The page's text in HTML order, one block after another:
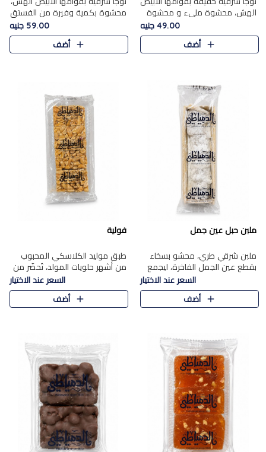
الهش، محشوة مليء و محشوة
بـكمية وفيرة من الفستق الفاخر
لتمنحك نكهة مكسرات غنية
وقرمشة مميزة في كل قطعة و
49.00 جنيه
أضف
محشوة بكمية وفيرة من الفستق
الفاخر لتمنحك نكهة غنية وقرمشة
مميزة في كل قطعة، لتجربة تجمع
بين الفخامة والمذاق..
59.00 جنيه
أضف
ملبن حبل عين جمل
ملبن شرقي طري، محشو بسخاء
بقطع عين الجمل الفاخرة، ليجمع
بين القوام الناعم وقرمشة الجوز
في مذاق شرقي أصيل.
السعر عند الاختيار
أضف
فولية
طبق موليد الكلاسكي المحبوب
من أشهر حلويات المولد، تُحضّر من
فول سوداني محمص بعناية
ومغلف بطبقة رقيقة من السكر
المكرمل، لتمنحك قرمشة أصيلة
السعر عند الاختيار
أضف